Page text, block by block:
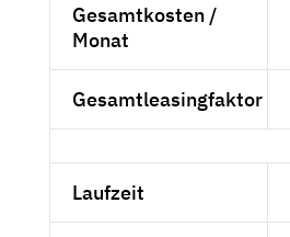
Gesamtkosten /
Monat
Gesamtleasingfaktor
Laufzeit